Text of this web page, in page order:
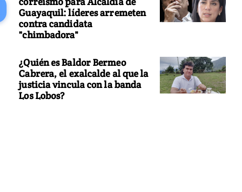
Guayaquil: líderes arremeten
contra candidata
"chimbadora"
¿Quién es Baldor Bermeo
Cabrera, el exalcalde al que la
justicia vincula con la banda
Los Lobos?